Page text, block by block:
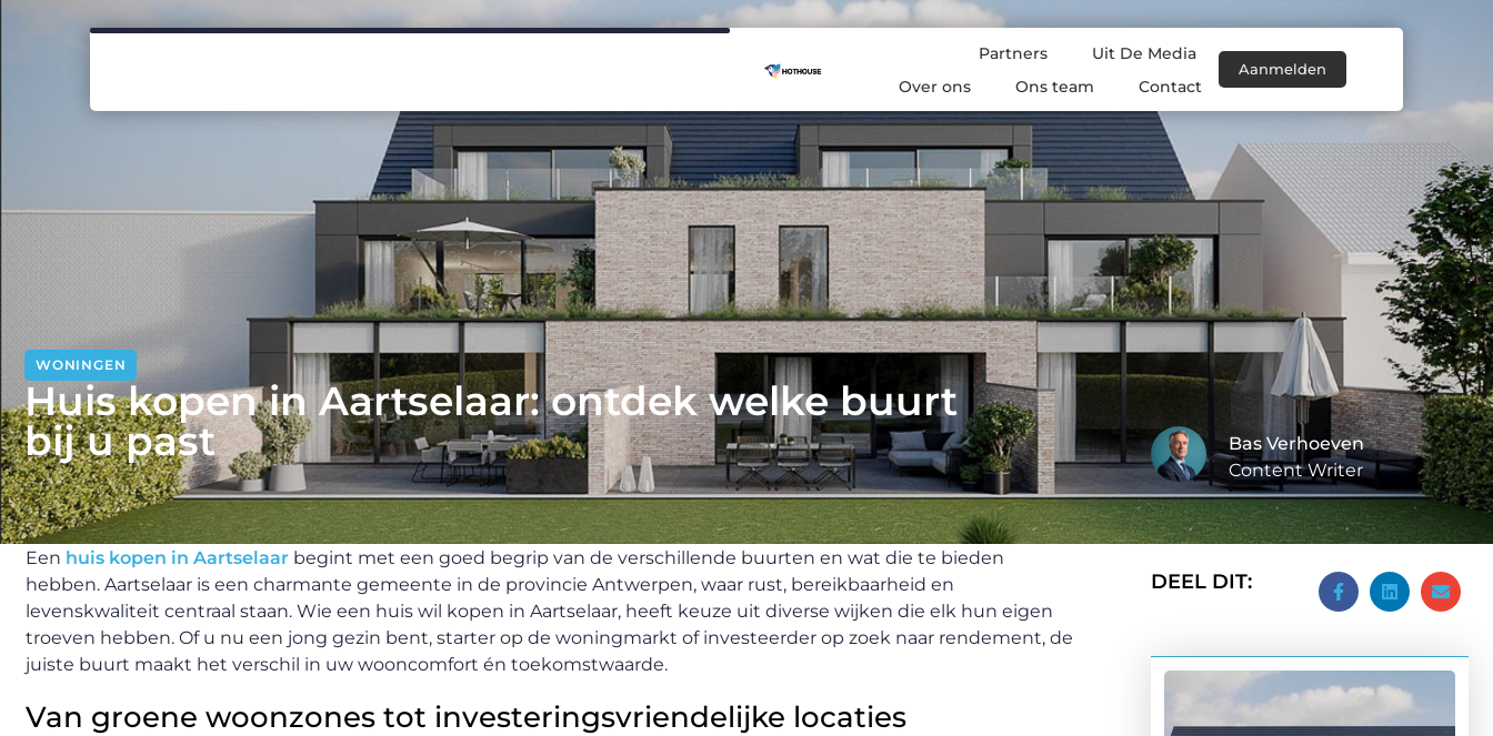
Partners
Uit De Media
Over ons
Ons team Contact
Aanmelden
WONINGEN
Huis kopen in Aartselaar: ontdek welke buurt
bij u past
Bas Verhoeven
Content Writer
Een huis kopen in Aartselaar begint met een goed begrip van de verschillende buurten en wat die te bieden
hebben. Aartselaar is een charmante gemeente in de provincie Antwerpen, waar rust, bereikbaarheid en
levenskwaliteit centraal staan. Wie een huis wil kopen in Aartselaar, heeft keuze uit diverse wijken die elk hun eigen
troeven hebben. Of u nu een jong gezin bent, starter op de woningmarkt of investeerder op zoek naar rendement, de
juiste buurt maakt het verschil in uw wooncomfort én toekomstwaarde.
Van groene woonzones tot investeringsvriendelijke locaties
DEEL DIT: